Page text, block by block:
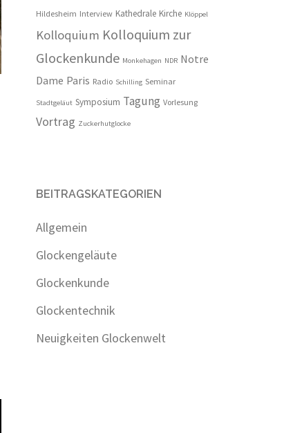
Hildesheim Interview Kathedrale Kirche Klöppel
Kolloquium Kolloquium zur
Glockenkunde Monkehagen NDR Notre
Dame Paris Radio Schilling Seminar
Stadtgeläut Symposium Tagung Vorlesung
Vortrag Zuckerhutglocke
BEITRAGSKATEGORIEN
Allgemein
Glockengeläute
Glockenkunde
Glockentechnik
Neuigkeiten Glockenwelt